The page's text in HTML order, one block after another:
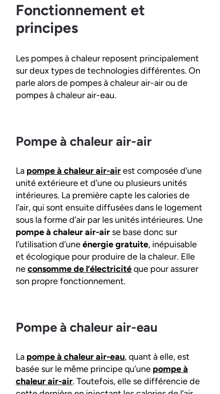
Fonctionnement et
principes
Les pompes à chaleur reposent principalement
sur deux types de technologies différentes. On
parle alors de pompes à chaleur air-air ou de
pompes à chaleur air-eau.
Pompe à chaleur air-air
La pompe à chaleur air-airest composée d’une
unité extérieure et d’une ou plusieurs unités
intérieures. La première capte les calories de
l’air, qui sont ensuite diffusées dans le logement
sous la forme d’air par les unités intérieures. Une
pompe à chaleur air-air se base donc sur
l’utilisation d’uneénergie gratuite, inépuisable
et écologique pour produire de la chaleur. Elle
neconsomme de l’électricitéque pour assurer
son propre fonctionnement.
Pompe à chaleur air-eau
La pompe à chaleur air-eau, quant à elle, est
basée sur le même principe qu’une pompe à
chaleur air-air. Toutefois, elle se différencie de